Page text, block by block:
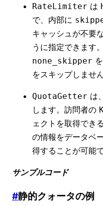
RateLimiter は
で、内部に
キャッシュが不要
うに指定できます
none_skipper
をスキップしません
QuotaGetter は
します。訪問者の
ェクトを取得でき
の情報をデータベ
得することが可能で
サンプルコード
#静的クォータの例